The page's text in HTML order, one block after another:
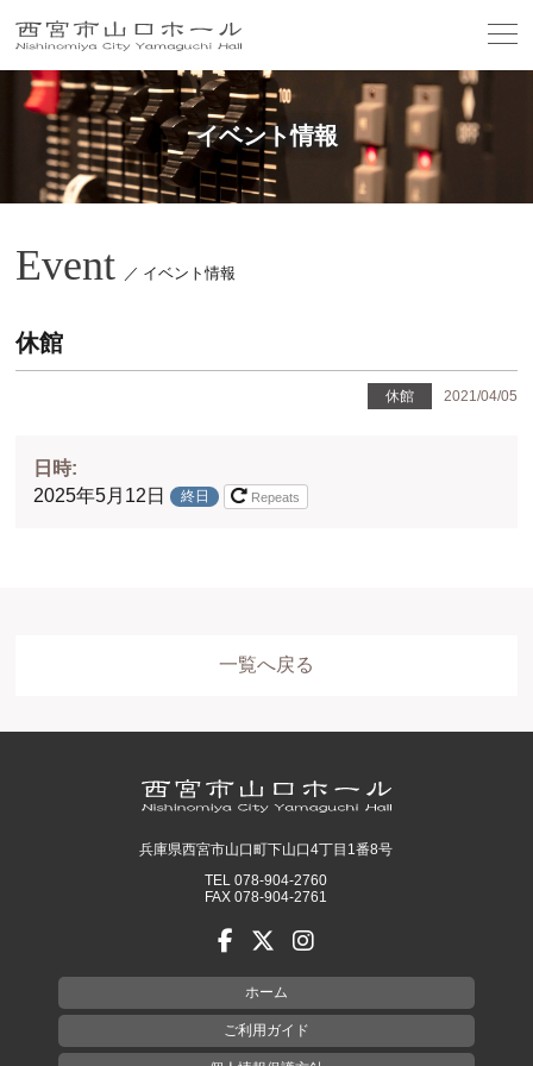
イベント情報
Event ／ イベント情報
休館
休館 2021/04/05
日時:
2025年5月12日
終日 Repeats
一覧へ戻る
兵庫県西宮市山口町下山口4丁目1番8号
TEL 078-904-2760
FAX 078-904-2761
ホーム
ご利用ガイド